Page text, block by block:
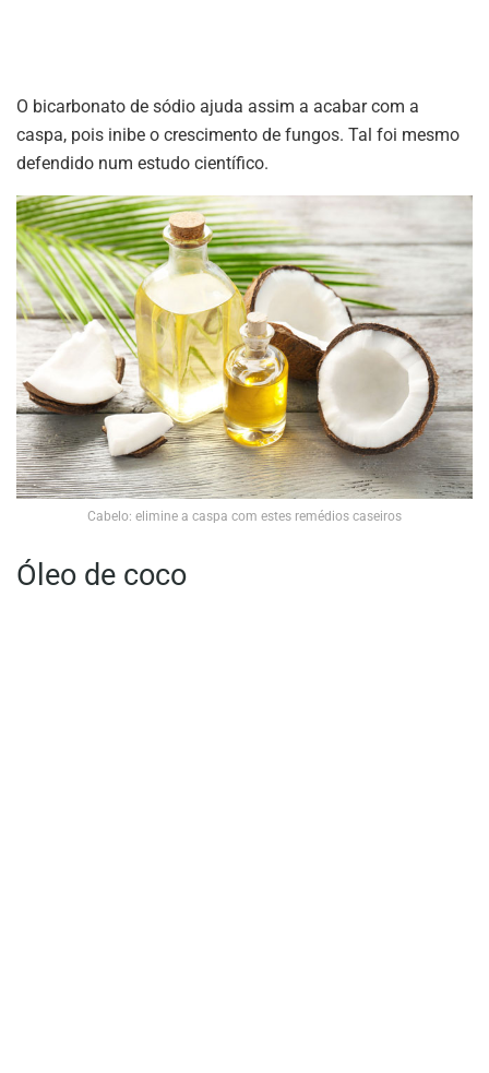
O bicarbonato de sódio ajuda assim a acabar com a
caspa, pois inibe o crescimento de fungos. Tal foi mesmo
defendido num estudo científico.
Cabelo: elimine a caspa com estes remédios caseiros
Óleo de coco